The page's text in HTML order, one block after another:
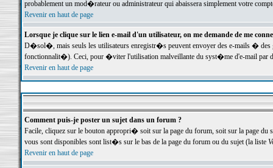
probablement un mod�rateur ou administrateur qui abaissera simplement votre
Revenir en haut de page
Lorsque je clique sur le lien e-mail d'un utilisateur, on me demande de me
D�sol�, mais seuls les utilisateurs enregistr�s peuvent envoyer des e-mails �
fonctionnalit�). Ceci, pour �viter l'utilisation malveillante du syst�me d'e-mail par
Revenir en haut de page
Comment puis-je poster un sujet dans un forum ?
Facile, cliquez sur le bouton appropri� soit sur la page du forum, soit sur la page du
vous sont disponibles sont list�s sur le bas de la page du forum ou du sujet (la liste
Revenir en haut de page